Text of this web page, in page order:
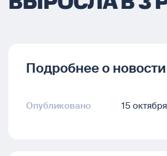
Подробнее о новости
Опубликовано 15